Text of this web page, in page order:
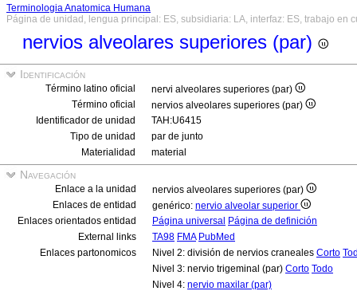
Terminologia Anatomica Humana
Página de unidad, lengua principal: ES, subsidiaria: LA, interfaz: ES, trabajo en
nervios alveolares superiores (par)
Identificación
Término latino oficial
nervi alveolares superiores (par)
Término oficial
nervios alveolares superiores (par)
Identificador de unidad
TAH:U6415
Tipo de unidad
par de junto
Materialidad
material
Navegación
Enlace a la unidad
nervios alveolares superiores (par)
Enlaces de entidad
genérico: nervio alveolar superior
Enlaces orientados entidad
Página universal Página de definición
External links
TA98 FMA PubMed
Enlaces partonomicos
Nivel 2: división de nervios craneales Corto
Nivel 3: nervio trigeminal (par) Corto Todo
Nivel 4: nervio maxilar (par)